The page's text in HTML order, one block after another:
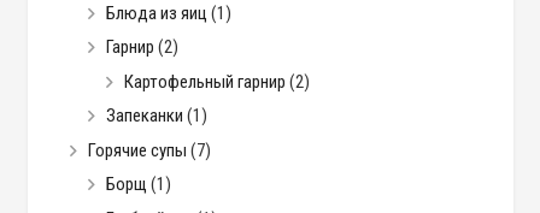
Блюда из яиц (1)
Гарнир (2)
Картофельный гарнир (2)
Запеканки (1)
Горячие супы (7)
Борщ (1)